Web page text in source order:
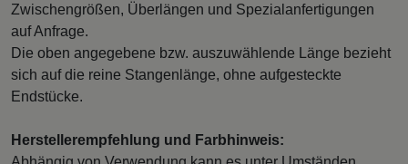
Zwischengrößen, Überlängen und Spezialanfertigungen
auf Anfrage.
Die oben angegebene bzw. auszuwählende Länge bezieht
sich auf die reine Stangenlänge, ohne aufgesteckte
Endstücke.
Herstellerempfehlung und Farbhinweis: